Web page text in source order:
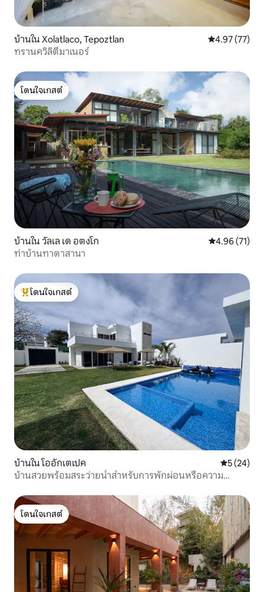
บ้านใน Xolatlaco, Tepoztlan คะแนนเฉลี่ย
4.97 (77)
ทรานควิลิตี้มาเนอร์
โดนใจเกสต์
โดนใจเกสต์
บ้านใน วัลเล เด อตงโก คะแนนเฉลี่ย
4.96 (71)
ท่าบ้านทาดาสานา
โดนใจเกสต์ที่สุด
โดนใจเกสต์
บ้านใน โออักเตเปค คะแนนเฉลี่
5 (24)
บ้านสวยพร้อมสระว่ายน้ำสำหรับการพักผ่อนหรือความ
โดนใจเกสต์
โดนใจเกสต์